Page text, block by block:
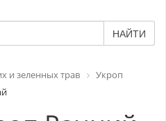
НАЙТИ
и зеленных трав
Укроп